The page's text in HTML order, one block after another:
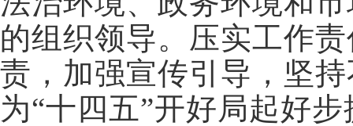
的组织领导。压实工作
责，加强宣传引导，坚
为“十四五”开好局起好